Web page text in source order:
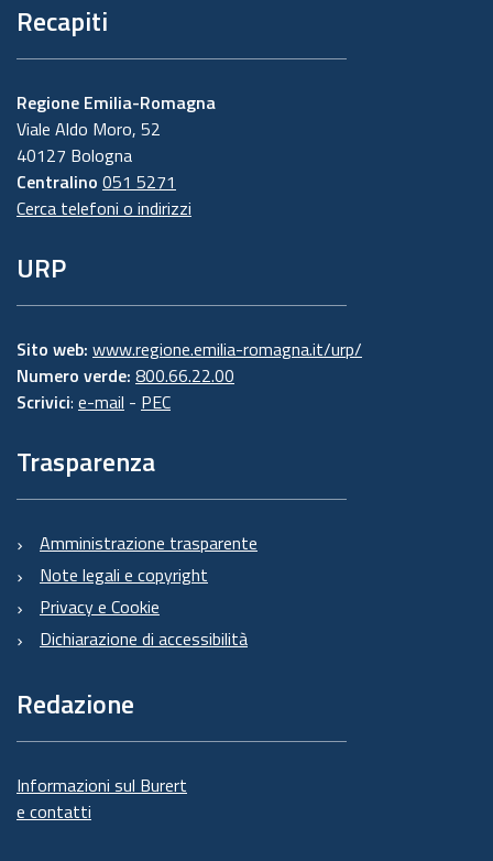
Recapiti
Regione Emilia-Romagna
Viale Aldo Moro, 52
40127 Bologna
Centralino 051 5271
Cerca telefoni o indirizzi
URP
Sito web: www.regione.emilia-romagna.it/urp/
Numero verde: 800.66.22.00
Scrivici: e-mail - PEC
Trasparenza
Amministrazione trasparente
Note legali e copyright
Privacy e Cookie
Dichiarazione di accessibilità
Redazione
Informazioni sul Burert
e contatti